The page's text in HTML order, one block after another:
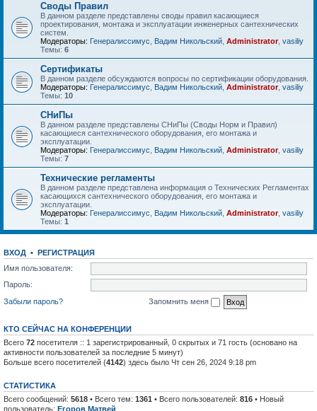
Своды Правил
В данном разделе представлены своды правил касающиеся
проектирования, монтажа и эксплуатации инженерных сантехнических
систем.
Модераторы: Генералиссимус Вадим Никольский Administrator, vasiliy
Темы: 6
Сертификаты
В данном разделе обсуждаются вопросы по сертификации оборудования.
Модераторы: Генералиссимус Вадим Никольский Administrator, vasiliy
Темы: 10
СНиПы
В данном разделе представлены СНиПы (Своды Норм и Правил)
касающиеся сантехнического оборудования, его монтажа и
эксплуатации.
Модераторы: Генералиссимус Вадим Никольский Administrator, vasiliy
Темы: 7
Технические регламенты
В данном разделе представлена информация о Технических Регламентах
касающихся сантехнического оборудования, его монтажа и
эксплуатации.
Модераторы: Генералиссимус Вадим Никольский Administrator, vasiliy
Темы: 1
ВХОД • РЕГИСТРАЦИЯ
Имя пользователя:
Пароль:
Забыли пароль?
Запомнить меня
КТО СЕЙЧАС НА КОНФЕРЕНЦИИ
Всего 72 посетителя :: 1 зарегистрированный, 0 скрытых и 71 гость (основано на
активности пользователей за последние 5 минут)
Больше всего посетителей (4142) здесь было Чт сен 26, 2024 9:18 pm
СТАТИСТИКА
Всего сообщений: 5618 • Всего тем: 1361 • Всего пользователей: 816 • Новый
пользователь: Егоров Матвей